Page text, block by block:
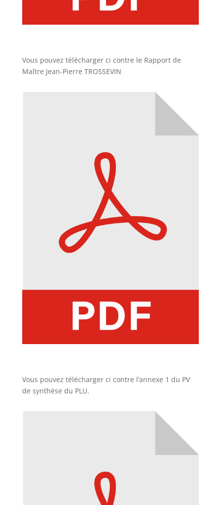
Vous pouvez télécharger ci contre le Rapport de
Maître Jean-Pierre TROSSEVIN
Vous pouvez télécharger ci contre l’annexe 1 du PV
de synthèse du PLU.